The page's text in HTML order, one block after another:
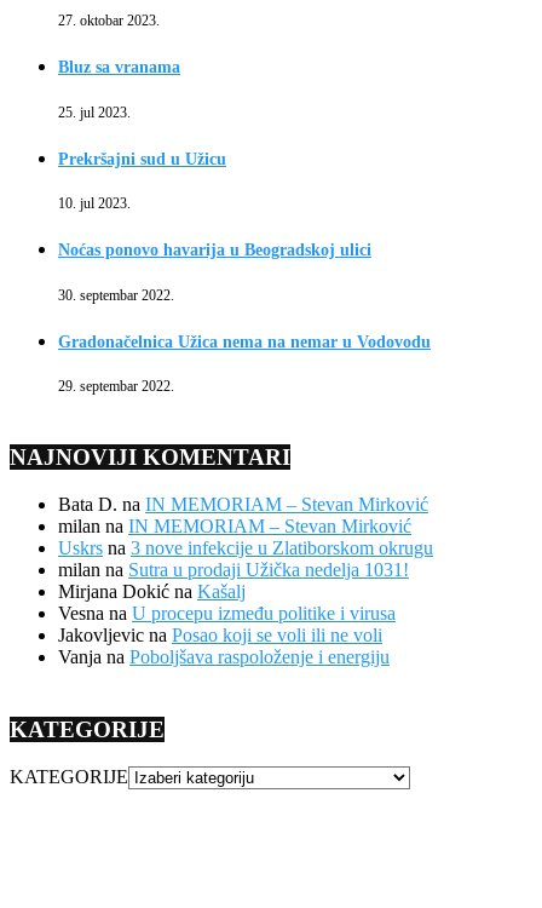
27. oktobar 2023.
Bluz sa vranama
25. jul 2023.
Prekršajni sud u Užicu
10. jul 2023.
Noćas ponovo havarija u Beogradskoj ulici
30. septembar 2022.
Gradonačelnica Užica nema na nemar u Vodovodu
29. septembar 2022.
NAJNOVIJI KOMENTARI
Bata D. na IN MEMORIAM – Stevan Mirković
milan na IN MEMORIAM – Stevan Mirković
Uskrs na 3 nove infekcije u Zlatiborskom okrugu
milan na Sutra u prodaji Užička nedelja 1031!
Mirjana Dokić na Kašalj
Vesna na U procepu između politike i virusa
Jakovljevic na Posao koji se voli ili ne voli
Vanja na Poboljšava raspoloženje i energiju
KATEGORIJE
KATEGORIJE